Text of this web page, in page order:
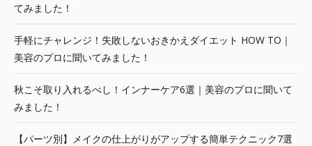
てみました！
手軽にチャレンジ！失敗しないおきかえダイエット HOW TO｜
美容のプロに聞いてみました！
秋こそ取り入れるべし！インナーケア6選｜美容のプロに聞いて
みました！
【パーツ別】メイクの仕上がりがアップする簡単テクニック7選